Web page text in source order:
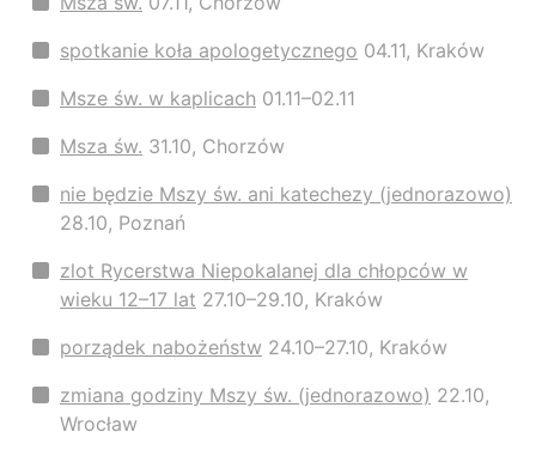
spotkanie koła apologetycznego 04.11, Kraków
Msze św. w kaplicach 01.11–02.11
Msza św. 31.10, Chorzów
nie będzie Mszy św. ani katechezy (jednorazowo)
28.10, Poznań
zlot Rycerstwa Niepokalanej dla chłopców w
wieku 12–17 lat 27.10–29.10, Kraków
porządek nabożeństw 24.10–27.10, Kraków
zmiana godziny Mszy św. (jednorazowo) 22.10,
Wrocław